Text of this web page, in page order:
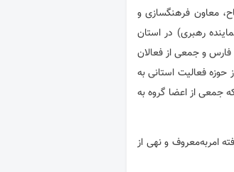
معاون فرهنگسازی و
رهبری) در استان
فارس و جمعی از فعالان
فعالیت استانی به
جمعی از اعضا گروه به
امربه‌معروف و نهی از